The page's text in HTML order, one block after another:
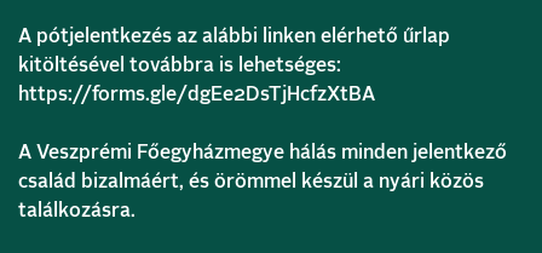
A pótjelentkezés az alábbi linken elérhető űrlap
kitöltésével továbbra is lehetséges:
https://forms.gle/dgEe2DsTjHcfzXtBA
A Veszprémi Főegyházmegye hálás minden jelentkező
család bizalmáért, és örömmel készül a nyári közös
találkozásra.